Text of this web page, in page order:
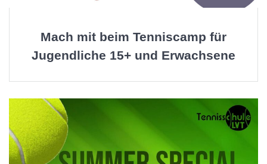
Mach mit beim Tenniscamp für
Jugendliche 15+ und Erwachsene